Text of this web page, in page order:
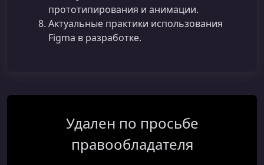
прототипирования и анимации.
Актуальные практики использования
Figma в разработке.
Удален по просьбе
правообладателя